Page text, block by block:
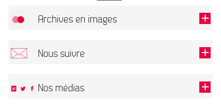
Archives en images
Nous suivre
Nos médias